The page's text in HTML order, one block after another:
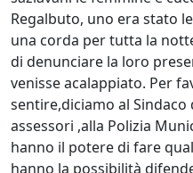
Regalbuto, uno era stato
una corda per tutta la
di denunciare la loro
venisse acalappiato. Per
sentire,diciamo al Sindaco
assessori ,alla Polizia
hanno il potere di fare
hanno la possibilità